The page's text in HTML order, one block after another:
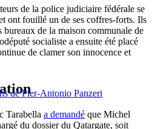
de la police judiciaire fédérale se
ont fouillé un de ses coffres-forts. Ils
de la maison communale de
socialiste a ensuite été placé
de clamer son innocence et
de Pier-Antonio Panzeri
Tarabella a demandé que Michel
du dossier du Qatargate, soit